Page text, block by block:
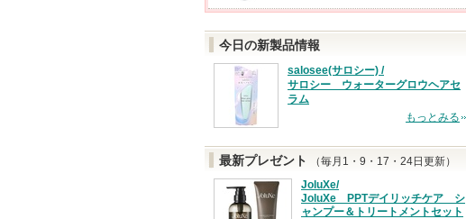
今日の新製品情報
salosee(サロシー) /
サロシー ウォーターグロウヘアセ
ラム
もっとみる
最新プレゼント
（毎月1・9・17・24日更新）
JoluXe/
JoluXe PPTデイリッチケア シ
ャンプー＆トリートメントセット